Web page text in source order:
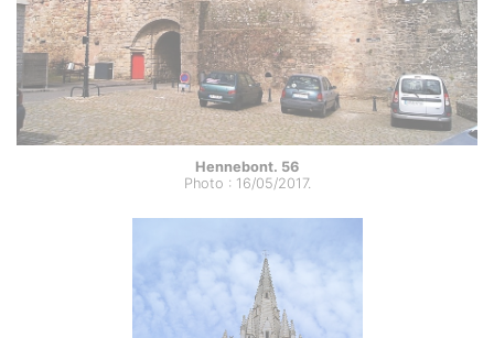
Hennebont. 56
Photo : 16/05/2017.